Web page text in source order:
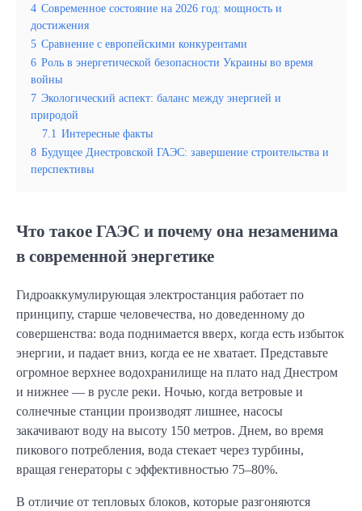
4 Современное состояние на 2026 год: мощность и
достижения
5 Сравнение с европейскими конкурентами
6 Роль в энергетической безопасности Украины во время
войны
7 Экологический аспект: баланс между энергией и
природой
7.1 Интересные факты
8 Будущее Днестровской ГАЭС: завершение строительства и
перспективы
Что такое ГАЭС и почему она незаменима
в современной энергетике
Гидроаккумулирующая электростанция работает по
принципу, старше человечества, но доведенному до
совершенства: вода поднимается вверх, когда есть избыток
энергии, и падает вниз, когда ее не хватает. Представьте
огромное верхнее водохранилище на плато над Днестром
и нижнее — в русле реки. Ночью, когда ветровые и
солнечные станции производят лишнее, насосы
закачивают воду на высоту 150 метров. Днем, во время
пикового потребления, вода стекает через турбины,
вращая генераторы с эффективностью 75–80%.
В отличие от тепловых блоков, которые разгоняются